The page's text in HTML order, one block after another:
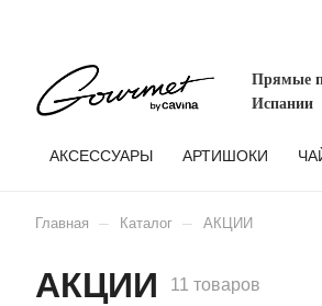
Прямые
Испании
АКСЕССУАРЫ АРТИШОКИ
Главная – Каталог – АКЦИИ
АКЦИИ 11 товаров